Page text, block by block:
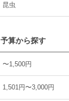
昆虫
予算から探す
〜1,500円
1,501円〜3,000円